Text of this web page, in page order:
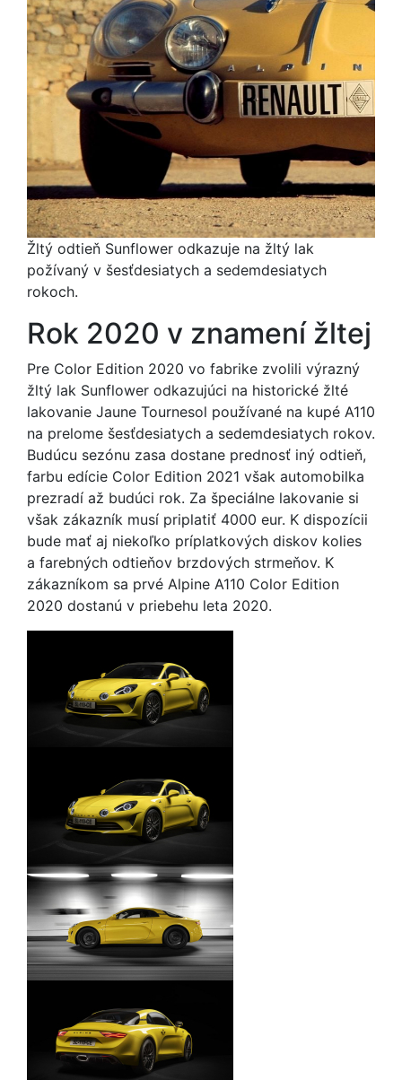
Žltý odtieň Sunflower odkazuje na žltý lak
požívaný v šesťdesiatych a sedemdesiatych
rokoch.
Rok 2020 v znamení žltej
Pre Color Edition 2020 vo fabrike zvolili výrazný
žltý lak Sunflower odkazujúci na historické žlté
lakovanie Jaune Tournesol používané na kupé A110
na prelome šesťdesiatych a sedemdesiatych rokov.
Budúcu sezónu zasa dostane prednosť iný odtieň,
farbu edície Color Edition 2021 však automobilka
prezradí až budúci rok. Za špeciálne lakovanie si
však zákazník musí priplatiť 4000 eur. K dispozícii
bude mať aj niekoľko príplatkových diskov kolies
a farebných odtieňov brzdových strmeňov. K
zákazníkom sa prvé Alpine A110 Color Edition
2020 dostanú v priebehu leta 2020.